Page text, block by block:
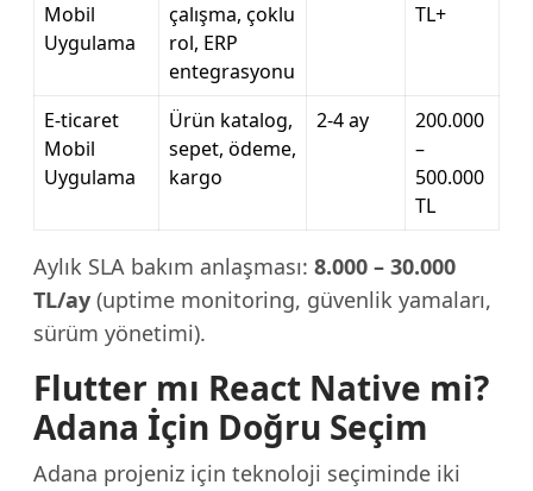
Mobil
Uygulama
çalışma, çoklu
rol, ERP
entegrasyonu
TL+
E-ticaret
Mobil
Uygulama
Ürün katalog,
sepet, ödeme,
kargo
2-4 ay
200.000
–
500.000
TL
Aylık SLA bakım anlaşması: 8.000 – 30.000
TL/ay (uptime monitoring, güvenlik yamaları,
sürüm yönetimi).
Flutter mı React Native mi?
Adana İçin Doğru Seçim
Adana projeniz için teknoloji seçiminde iki